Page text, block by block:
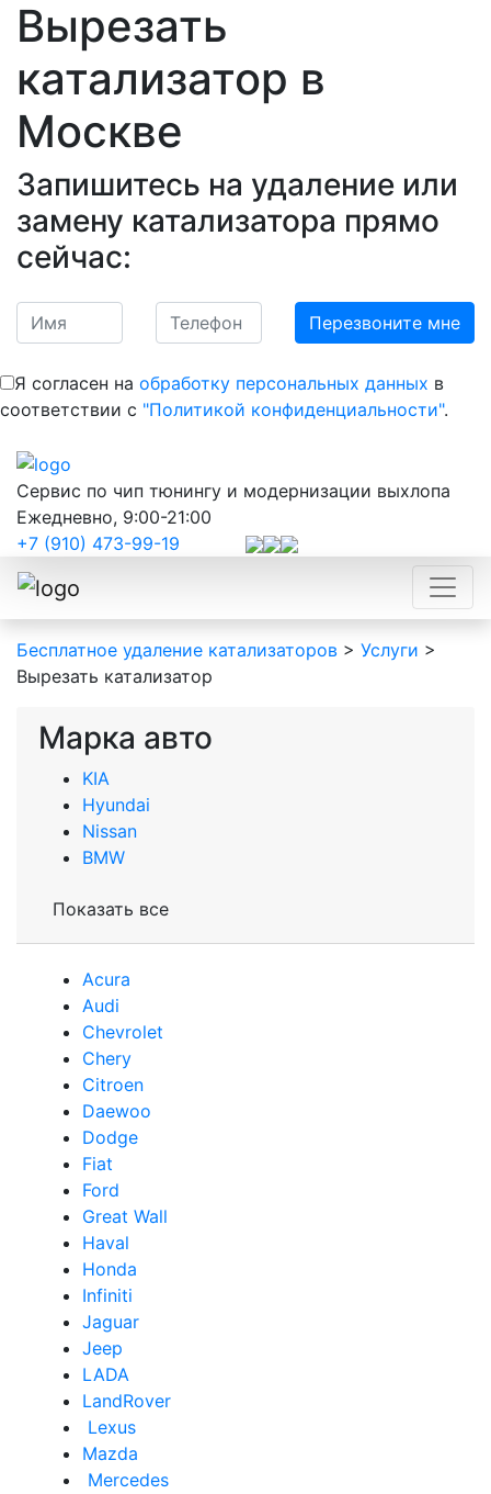
Вырезать
катализатор в
Москве
Запишитесь на удаление или
замену катализатора прямо
сейчас:
Я согласен на обработку персональных данных в
соответствии с "Политикой конфиденциальности".
Сервис по чип тюнингу и модернизации выхлопа
Ежедневно, 9:00-21:00
+7 (910) 473-99-19
Бесплатное удаление катализаторов > Услуги >
Вырезать катализатор
Марка авто
KIA
Hyundai
Nissan
BMW
Показать все
Acura
Audi
Сhevrolet
Chery
Сitroen
Daewoo
Dodge
Fiat
Ford
Great Wall
Haval
Honda
Infiniti
Jaguar
Jeep
LADA
LandRover
Lexus
Mazda
Mercedes